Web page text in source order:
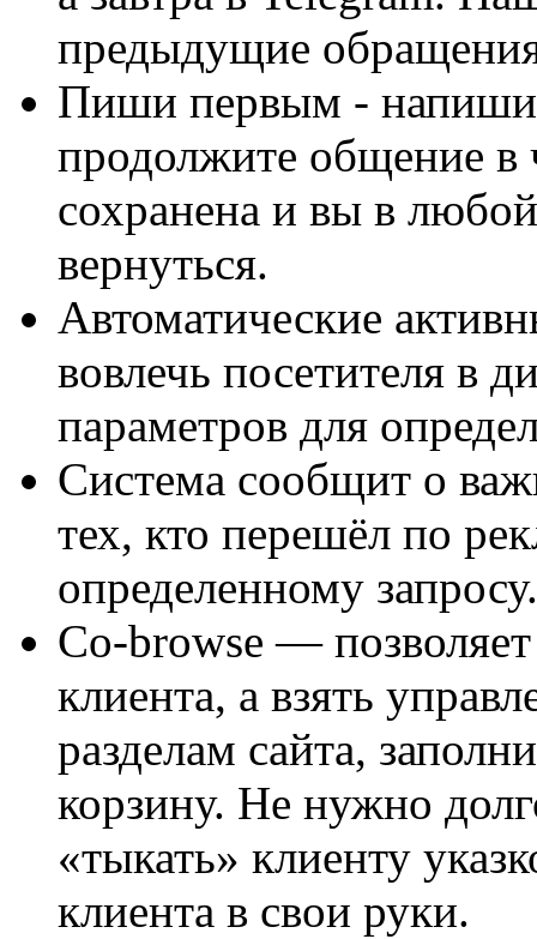
предыдущие
Пиши первым -
продолжите общение в
сохранена и вы в
вернуться.
Автоматические
вовлечь посетителя в
параметров для
Система сообщит о
тех, кто перешёл по
определенному запросу.
Co-browse —
клиента, а взять
разделам сайта,
корзину. Не нужно
«тыкать» клиенту
клиента в свои руки.